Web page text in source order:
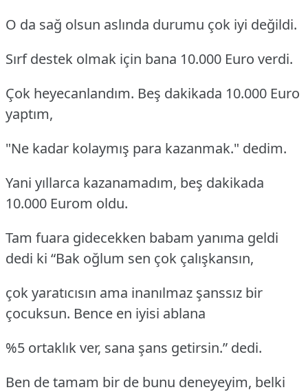
O da sağ olsun aslında durumu çok iyi değildi.
Sırf destek olmak için bana 10.000 Euro verdi.
Çok heyecanlandım. Beş dakikada 10.000 Euro
yaptım,
"Ne kadar kolaymış para kazanmak." dedim.
Yani yıllarca kazanamadım, beş dakikada
10.000 Eurom oldu.
Tam fuara gidecekken babam yanıma geldi
dedi ki “Bak oğlum sen çok çalışkansın,
çok yaratıcısın ama inanılmaz şanssız bir
çocuksun. Bence en iyisi ablana
%5 ortaklık ver, sana şans getirsin.” dedi.
Ben de tamam bir de bunu deneyeyim, belki